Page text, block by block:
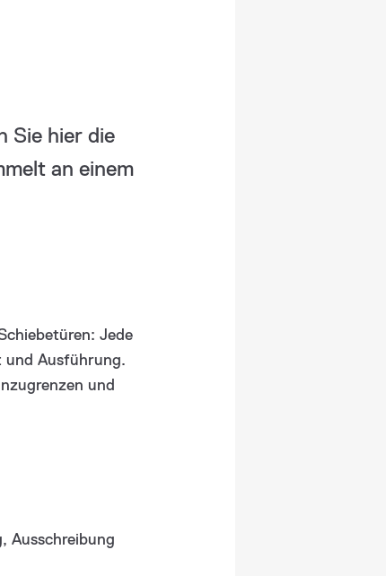
Sie hier die
an einem
Jede
Ausführung.
und
Ausschreibung